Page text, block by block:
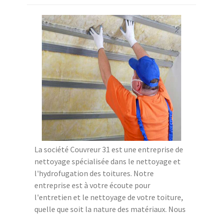
La société Couvreur 31 est une entreprise de
nettoyage spécialisée dans le nettoyage et
l'hydrofugation des toitures. Notre
entreprise est à votre écoute pour
l'entretien et le nettoyage de votre toiture,
quelle que soit la nature des matériaux. Nous